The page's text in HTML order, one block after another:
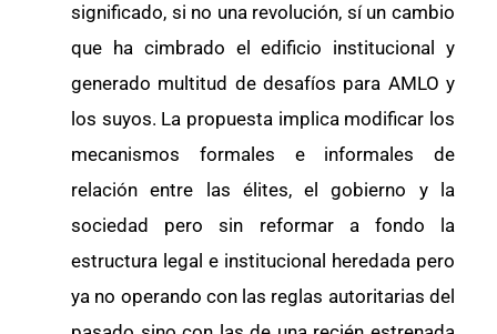
significado, si no una revolución, sí un cambio
que ha cimbrado el edificio institucional y
generado multitud de desafíos para AMLO y
los suyos. La propuesta implica modificar los
mecanismos formales e informales de
relación entre las élites, el gobierno y la
sociedad pero sin reformar a fondo la
estructura legal e institucional heredada pero
ya no operando con las reglas autoritarias del